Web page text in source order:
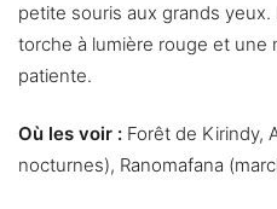
petite souris aux grands
torche à lumière rouge et une
patiente.
Où les voir : Forêt de Kirindy,
nocturnes), Ranomafana